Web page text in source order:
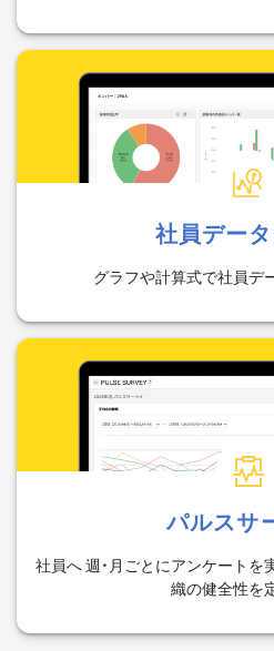
社員デー
グラフや計算式で社員デ
パルスサ
社員へ 週・月ごとにアンケートを
織の健全性を